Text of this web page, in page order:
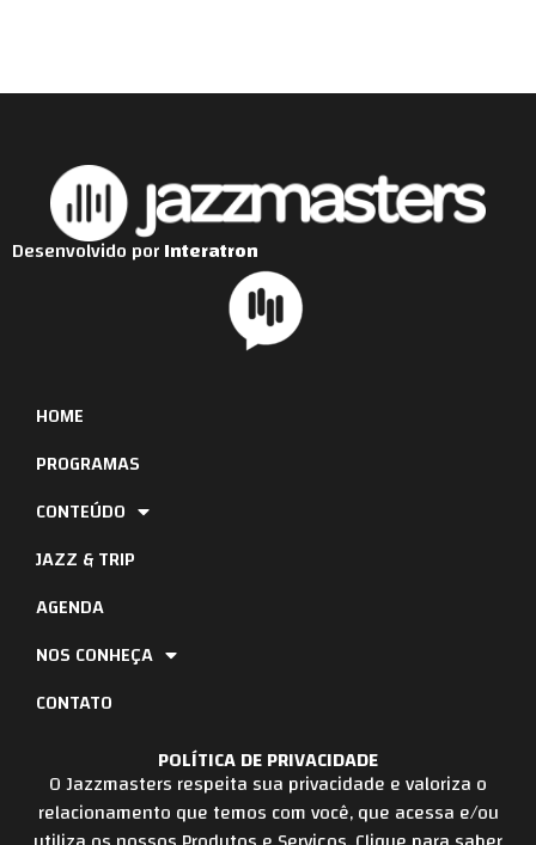
POLÍTICA DE PRIVACIDADE
O Jazzmasters respeita sua privacidade e valoriza o
relacionamento que temos com você, que acessa e/ou
HOME
PROGRAMAS
CONTEÚDO
JAZZ & TRIP
AGENDA
NOS CONHEÇA
CONTATO
Desenvolvido porInteratron